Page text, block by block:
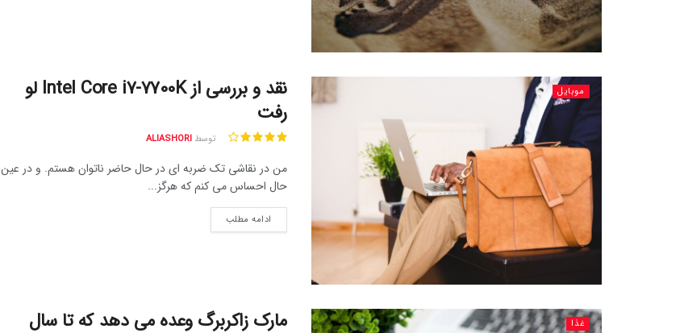
موبایل
نقد و بررسی از Intel Core i7-7700K لو
رفت
توسط ALIASHORI
من در نقاشی تک ضربه ای در حال حاضر ناتوان هستم. و در عین
حال احساس می کنم که هرگز...
ادامه مطلب
غذا
مارک زاکربرگ وعده می دهد که تا سال